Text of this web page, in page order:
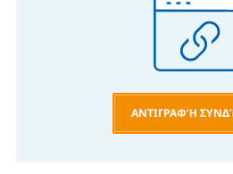
ΑΝΤΙΓΡΑΦΉ